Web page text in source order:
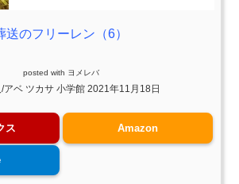
送のフリーレン（6）
posted with ヨメレバ
アベ ツカサ 小学館 2021年11月18日
ス Amazon